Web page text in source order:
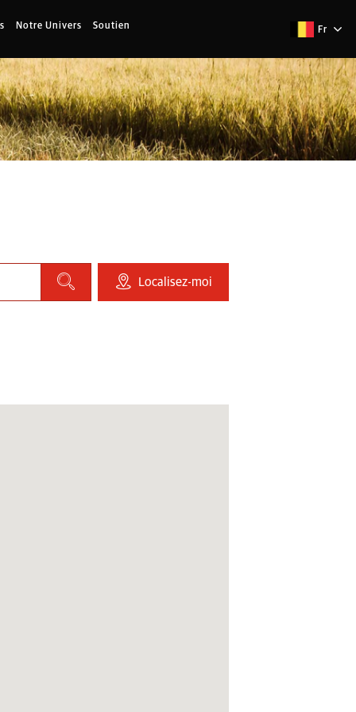
Notre Univers Soutien Fr
Localisez-moi